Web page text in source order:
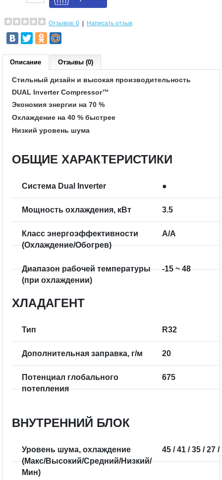
Отзывов: 0| Написать отзыв
Описание Отзывы (0)
Стильный дизайн и высокая производительность
DUAL Inverter Compressor™
Экономия энергии на 70 %
Охлаждение на 40 % быстрее
Низкий уровень шума
ОБЩИЕ ХАРАКТЕРИСТИКИ
Система Dual Inverter ●
Мощность охлаждения, кВт 3.5
Класс энергоэффективности
(Охлаждение/Обогрев)
А/А
Диапазон рабочей температуры
(при охлаждении)
-15 ~ 48
ХЛАДАГЕНТ
Тип R32
Дополнительная заправка, г/м 20
Потенциал глобального
потепления
675
ВНУТРЕННИЙ БЛОК
Уровень шума, охлаждение
(Макс/Высокий/Средний/Низкий/
Мин)
45 / 41 / 35 / 27 /